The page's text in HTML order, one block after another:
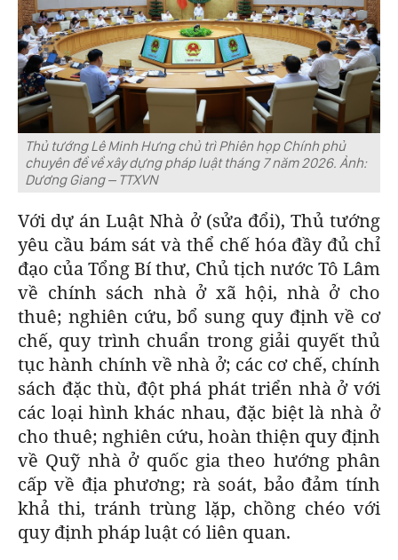
Thủ tướng Lê Minh Hưng chủ trì Phiên họp Chính phủ
chuyên đề về xây dựng pháp luật tháng 7 năm 2026. Ảnh:
Dương Giang – TTXVN
Với dự án Luật Nhà ở (sửa đổi), Thủ tướng
yêu cầu bám sát và thể chế hóa đầy đủ chỉ
đạo của Tổng Bí thư, Chủ tịch nước Tô Lâm
về chính sách nhà ở xã hội, nhà ở cho
thuê; nghiên cứu, bổ sung quy định về cơ
chế, quy trình chuẩn trong giải quyết thủ
tục hành chính về nhà ở; các cơ chế, chính
sách đặc thù, đột phá phát triển nhà ở với
các loại hình khác nhau, đặc biệt là nhà ở
cho thuê; nghiên cứu, hoàn thiện quy định
về Quỹ nhà ở quốc gia theo hướng phân
cấp về địa phương; rà soát, bảo đảm tính
khả thi, tránh trùng lặp, chồng chéo với
quy định pháp luật có liên quan.